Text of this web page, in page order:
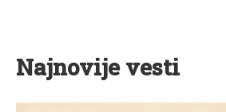
Najnovije vesti